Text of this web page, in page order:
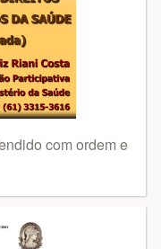
com ordem e